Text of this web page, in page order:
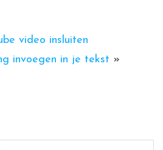
video insluiten
invoegen in je tekst »